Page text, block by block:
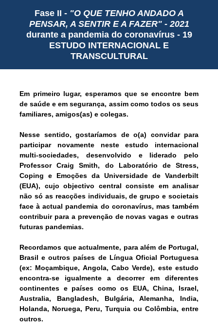
Fase II - "O QUE TENHO ANDADO A
PENSAR, A SENTIR E A FAZER" - 2021
durante a pandemia do coronavírus - 19
ESTUDO INTERNACIONAL E
TRANSCULTURAL
Em primeiro lugar, esperamos que se encontre bem
de saúde e em segurança, assim como todos os seus
familiares, amigos(as) e colegas.
Nesse sentido, gostaríamos de o(a) convidar para
participar novamente neste estudo internacional
multi-sociedades, desenvolvido e liderado pelo
Professor Craig Smith, do Laboratório de Stress,
Coping e Emoções da Universidade de Vanderbilt
(EUA), cujo objectivo central consiste em analisar
não só as reacções individuais, de grupo e societais
face à actual pandemia do coronavírus, mas também
contribuir para a prevenção de novas vagas e outras
futuras pandemias.
Recordamos que actualmente, para além de Portugal,
Brasil e outros países de Língua Oficial Portuguesa
(ex: Moçambique, Angola, Cabo Verde), este estudo
encontra-se igualmente a decorrer em diferentes
continentes e países como os EUA, China, Israel,
Australia, Bangladesh, Bulgária, Alemanha, India,
Holanda, Noruega, Peru, Turquia ou Colômbia, entre
outros.